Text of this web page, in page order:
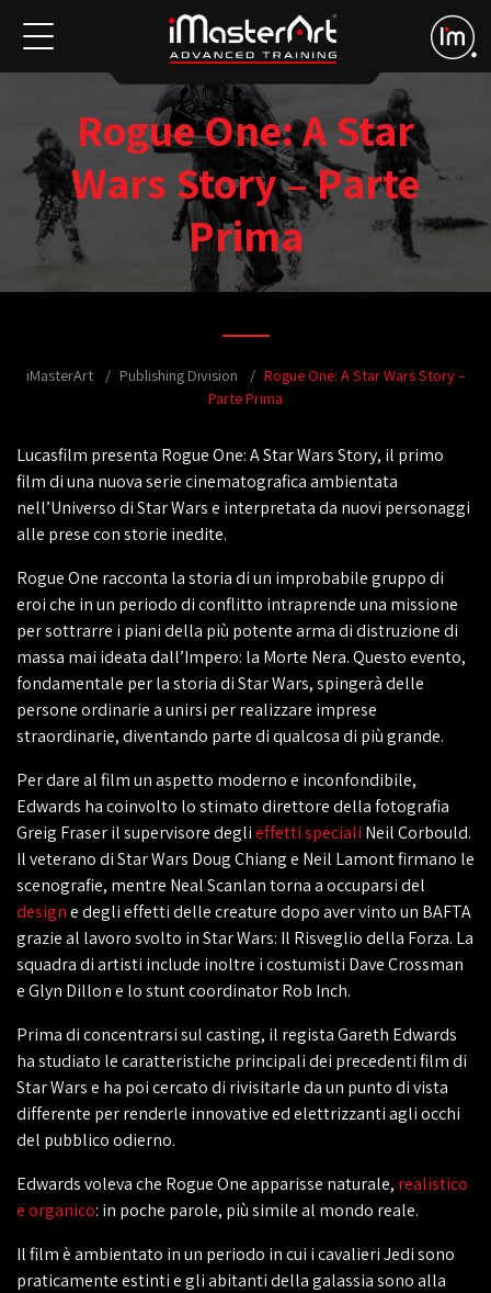
Rogue One: A Star
Wars Story – Parte
Prima
iMasterArt Publishing Division
Rogue One: A Star Wars Story –
Parte Prima
Lucasfilm presenta Rogue One: A Star Wars Story, il primo
film di una nuova serie cinematografica ambientata
nell’Universo di Star Wars e interpretata da nuovi personaggi
alle prese con storie inedite.
Rogue One racconta la storia di un improbabile gruppo di
eroi che in un periodo di conflitto intraprende una missione
per sottrarre i piani della più potente arma di distruzione di
massa mai ideata dall’Impero: la Morte Nera. Questo evento,
fondamentale per la storia di Star Wars, spingerà delle
persone ordinarie a unirsi per realizzare imprese
straordinarie, diventando parte di qualcosa di più grande.
Per dare al film un aspetto moderno e inconfondibile,
Edwards ha coinvolto lo stimato direttore della fotografia
Greig Fraser il supervisore deglieffetti speciali Neil Corbould.
Il veterano di Star Wars Doug Chiang e Neil Lamont firmano le
scenografie, mentre Neal Scanlan torna a occuparsi del
designe degli effetti delle creature dopo aver vinto un BAFTA
grazie al lavoro svolto in Star Wars: Il Risveglio della Forza. La
squadra di artisti include inoltre i costumisti Dave Crossman
e Glyn Dillon e lo stunt coordinator Rob Inch.
Prima di concentrarsi sul casting, il regista Gareth Edwards
ha studiato le caratteristiche principali dei precedenti film di
Star Wars e ha poi cercato di rivisitarle da un punto di vista
differente per renderle innovative ed elettrizzanti agli occhi
del pubblico odierno.
Edwards voleva che Rogue One apparisse naturale, realistico
e organico: in poche parole, più simile al mondo reale.
Il film è ambientato in un periodo in cui i cavalieri Jedi sono
praticamente estinti e gli abitanti della galassia sono alla